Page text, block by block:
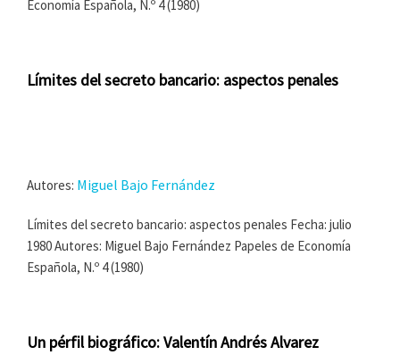
Economía Española, N.º 4 (1980)
Límites del secreto bancario: aspectos penales
Límites del secreto bancario: aspectos penales Fecha: julio
1980 Autores: Miguel Bajo Fernández Papeles de Economía
Española, N.º 4 (1980)
Autores: Miguel Bajo Fernández
Un pérfil biográfico: Valentín Andrés Alvarez